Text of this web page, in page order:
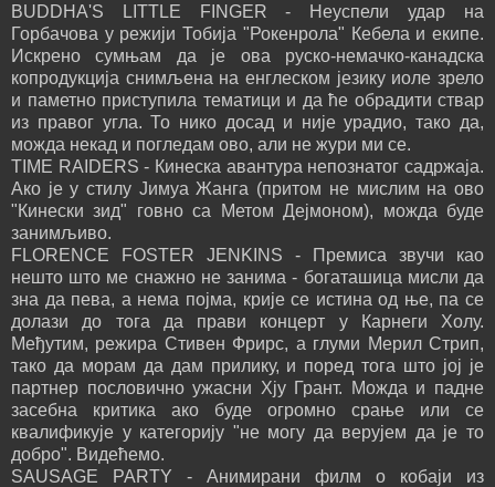
BUDDHA'S LITTLE FINGER - Неуспели удар на
Горбачова у режији Тобија "Рокенрола" Кебела и екипе.
Искрено сумњам да је ова руско-немачко-канадска
копродукција снимљена на енглеском језику иоле зрело
и паметно приступила тематици и да ће обрадити ствар
из правог угла. То нико досад и није урадио, тако да,
можда некад и погледам ово, али не жури ми се.
TIME RAIDERS - Кинеска авантура непознатог садржаја.
Ако је у стилу Јимуа Жанга (притом не мислим на ово
"Кинески зид" говно са Метом Дејмоном), можда буде
занимљиво.
FLORENCE FOSTER JENKINS - Премиса звучи као
нешто што ме снажно не занима - богаташица мисли да
зна да пева, а нема појма, крије се истина од ње, па се
долази до тога да прави концерт у Карнеги Холу.
Међутим, режира Стивен Фрирс, а глуми Мерил Стрип,
тако да морам да дам прилику, и поред тога што јој је
партнер пословично ужасни Хју Грант. Можда и падне
засебна критика ако буде огромно срање или се
квалификује у категорију "не могу да верујем да је то
добро". Видећемо.
SAUSAGE PARTY - Анимирани филм о кобаји из